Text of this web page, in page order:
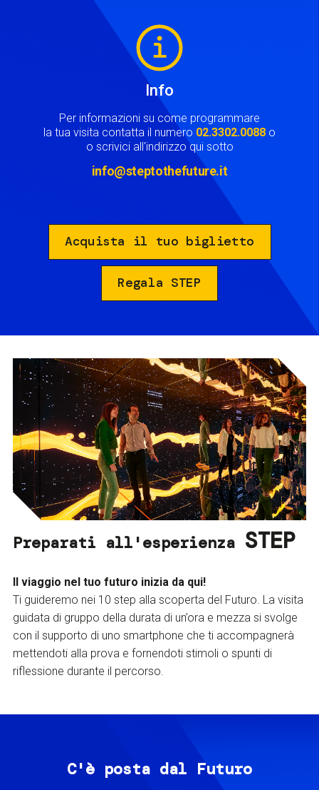
Info
Per informazioni su come programmare
la tua visita contatta il numero 02.3302.0088 o
o scrivici all'indirizzo qui sotto
info@steptothefuture.it
Acquista il tuo biglietto
Regala STEP
Preparati all'esperienza STEP
Il viaggio nel tuo futuro inizia da qui!
Ti guideremo nei 10 step alla scoperta del Futuro. La visita
guidata di gruppo della durata di un’ora e mezza si svolge
con il supporto di uno smartphone che ti accompagnerà
mettendoti alla prova e fornendoti stimoli o spunti di
riflessione durante il percorso.
C'è posta dal Futuro